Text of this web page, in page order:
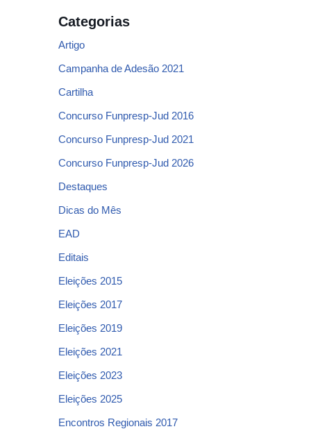
Categorias
Artigo
Campanha de Adesão 2021
Cartilha
Concurso Funpresp-Jud 2016
Concurso Funpresp-Jud 2021
Concurso Funpresp-Jud 2026
Destaques
Dicas do Mês
EAD
Editais
Eleições 2015
Eleições 2017
Eleições 2019
Eleições 2021
Eleições 2023
Eleições 2025
Encontros Regionais 2017